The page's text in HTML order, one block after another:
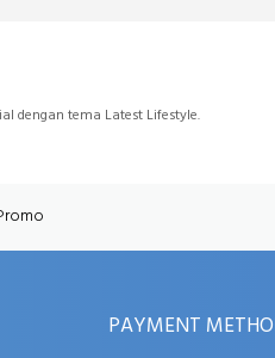
dengan tema Latest Lifestyle.
PAYMENT